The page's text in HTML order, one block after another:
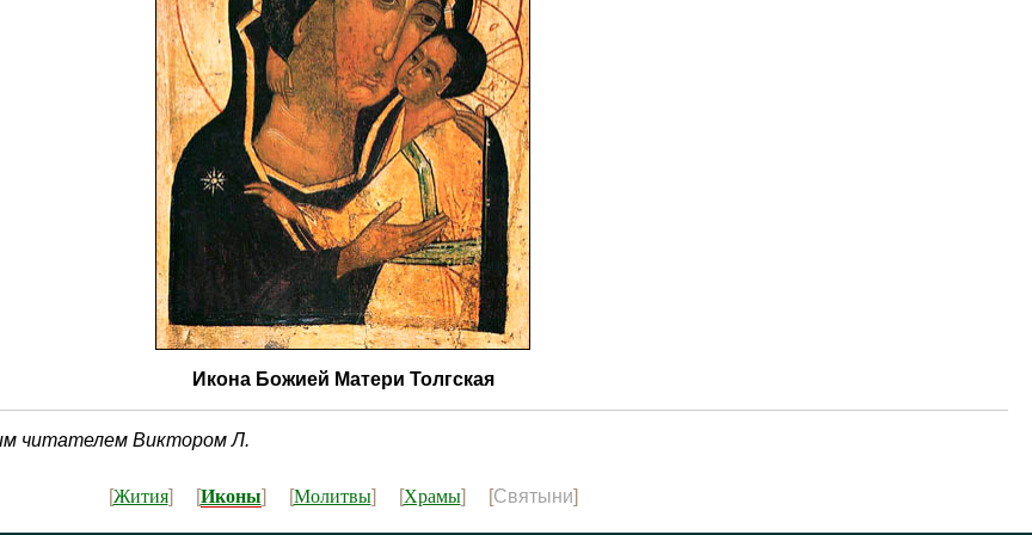
Икона Божией Матери Толгская
читателем Виктором Л.
[Жития] [Иконы] [Молитвы] [Храмы] [Святыни]